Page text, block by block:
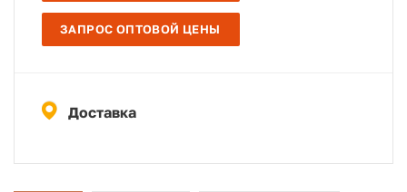
ЗАПРОС ОПТОВОЙ ЦЕНЫ
Доставка